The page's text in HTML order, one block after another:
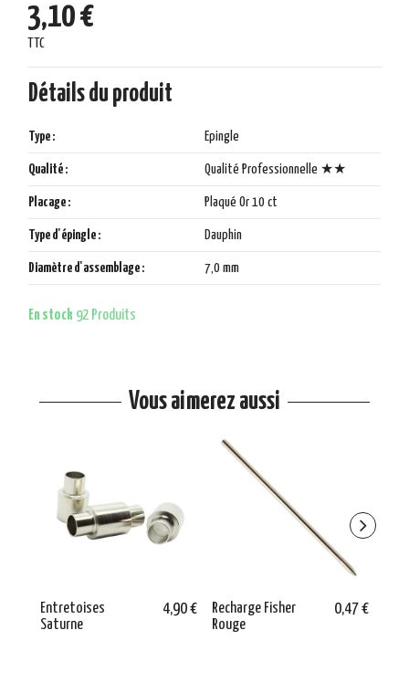
3,10 €
TTC
Détails du produit
Type : Epingle
Qualité : Qualité Professionnelle ★★
Placage : Plaqué Or 10 ct
Type d'épingle : Dauphin
Diamètre d'assemblage : 7,0 mm
En stock 92 Produits
Vous aimerez aussi
Entretoises
Saturne
4,90 €
Recharge Fisher
Rouge
0,47 €